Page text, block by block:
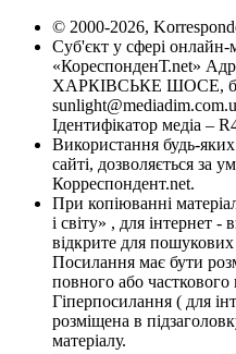
© 2000-2026,
Суб'єкт у сфері онлайн-
«КореспонденТ.net»
ХАРКІВСЬКЕ ШОСЕ,
Ідентифікатор медіа –
Використання будь-
сайті, дозволяється за
Корреспондент.net.
При копіюванні
і світу» , для інтернет
відкрите для
Посилання має бути
повного або часткового
Гіперпосилання ( для
розміщена в
матеріалу.